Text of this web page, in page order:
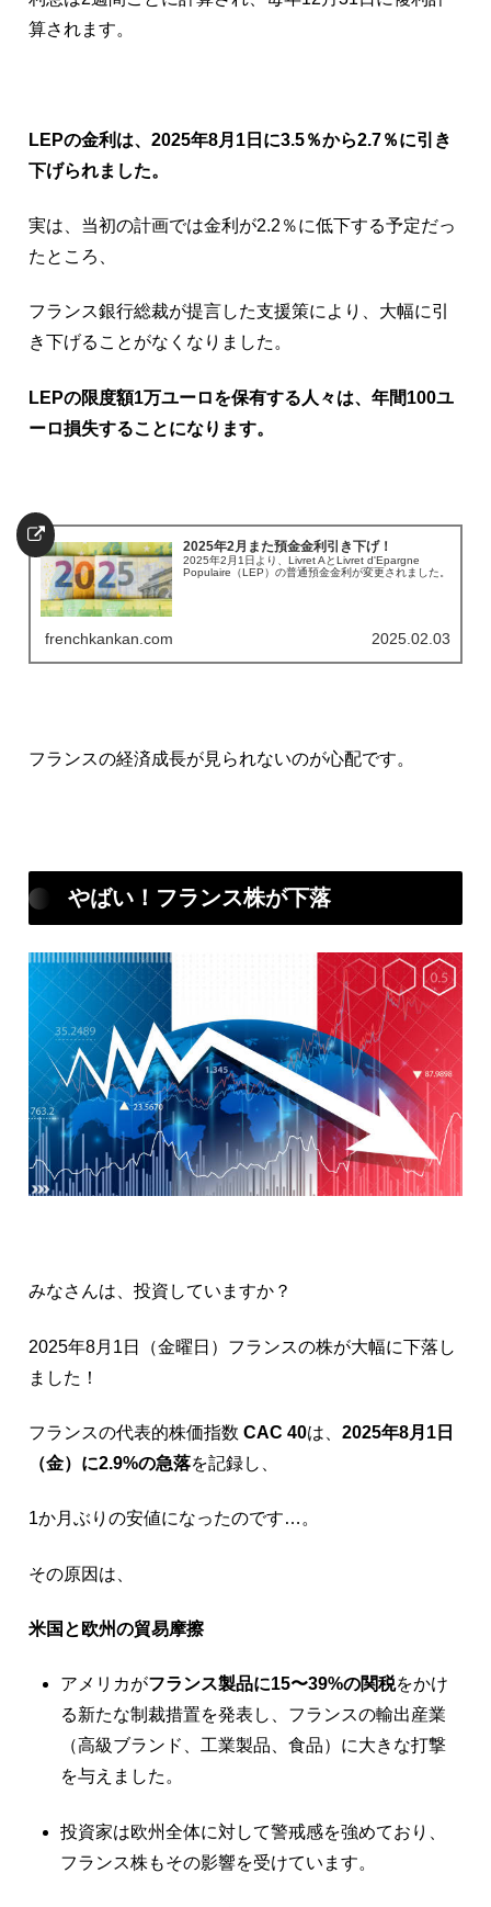
算されます。
LEPの金利は、2025年8月1日に3.5％から2.7％に引き
下げられました。
実は、当初の計画では金利が2.2％に低下する予定だっ
たところ、
フランス銀行総裁が提言した支援策により、大幅に引
き下げることがなくなりました。
LEPの限度額1万ユーロを保有する人々は、年間100ユ
ーロ損失することになります。
2025年2月また預金金利引き下げ！
2025年2月1日より、Livret AとLivret d'Epargne
Populaire（LEP）の普通預金金利が変更されました。
frenchkankan.com 2025.02.03
フランスの経済成長が見られないのが心配です。
やばい！フランス株が下落
みなさんは、投資していますか？
2025年8月1日（金曜日）フランスの株が大幅に下落し
ました！
フランスの代表的株価指数 CAC 40は、 2025年8月1日
（金）に2.9%の急落を記録し、
1か月ぶりの安値になったのです…。
その原因は、
米国と欧州の貿易摩擦
アメリカがフランス製品に15〜39%の関税をかけ
る新たな制裁措置を発表し、フランスの輸出産業
（高級ブランド、工業製品、食品）に大きな打撃
を与えました。
投資家は欧州全体に対して警戒感を強めており、
フランス株もその影響を受けています。